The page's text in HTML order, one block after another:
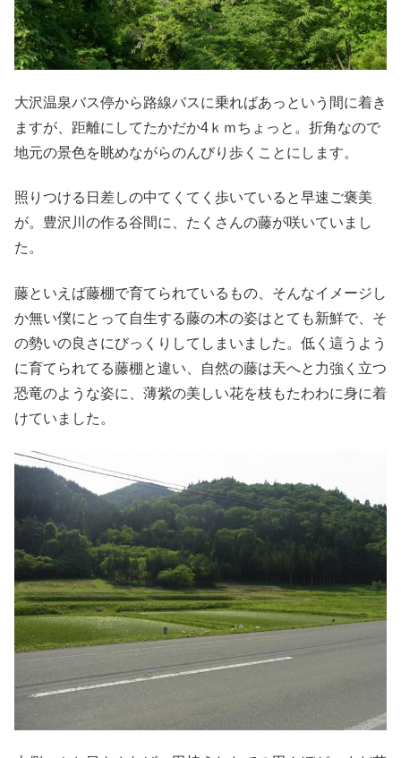
大沢温泉バス停から路線バスに乗ればあっという間に着き
ますが、距離にしてたかだか4ｋｍちょっと。折角なので
地元の景色を眺めながらのんびり歩くことにします。
照りつける日差しの中てくてく歩いていると早速ご褒美
が。豊沢川の作る谷間に、たくさんの藤が咲いていまし
た。
藤といえば藤棚で育てられているもの、そんなイメージし
か無い僕にとって自生する藤の木の姿はとても新鮮で、そ
の勢いの良さにびっくりしてしまいました。低く這うよう
に育てられてる藤棚と違い、自然の藤は天へと力強く立つ
恐竜のような姿に、薄紫の美しい花を枝もたわわに身に着
けていました。